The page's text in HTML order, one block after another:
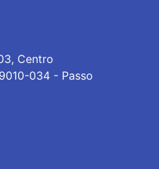
Centro
034 - Passo